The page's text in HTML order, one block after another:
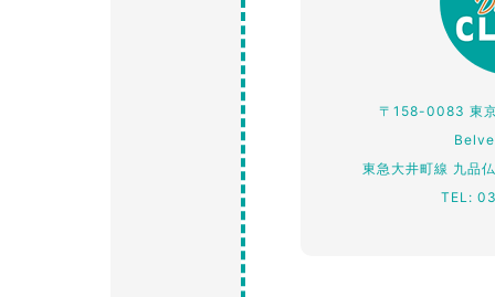
〒158-0083 東
東急大井町線 九品
TEL: